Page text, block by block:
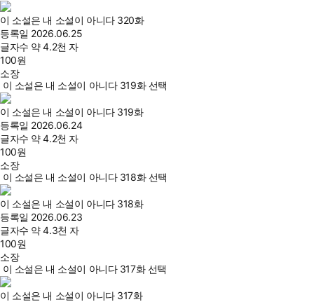
이 소설은 내 소설이 아니다 320화
등록일 2026.06.25
글자수 약 4.2천 자
100원
소장
이 소설은 내 소설이 아니다 319화 선택
이 소설은 내 소설이 아니다 319화
등록일 2026.06.24
글자수 약 4.2천 자
100원
소장
이 소설은 내 소설이 아니다 318화 선택
이 소설은 내 소설이 아니다 318화
등록일 2026.06.23
글자수 약 4.3천 자
100원
소장
이 소설은 내 소설이 아니다 317화 선택
이 소설은 내 소설이 아니다 317화